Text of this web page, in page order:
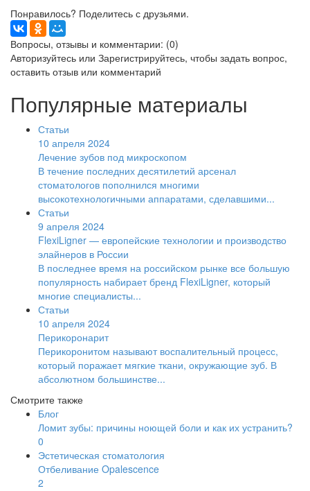
Понравилось? Поделитесь с друзьями.
Вопросы, отзывы и комментарии: (0)
Авторизуйтесь или Зарегистрируйтесь, чтобы задать вопрос,
оставить отзыв или комментарий
Популярные материалы
Статьи
10 апреля 2024
Лечение зубов под микроскопом
В течение последних десятилетий арсенал
стоматологов пополнился многими
высокотехнологичными аппаратами, сделавшими...
Статьи
9 апреля 2024
FlexiLigner — европейские технологии и производство
элайнеров в России
В последнее время на российском рынке все большую
популярность набирает бренд FlexiLigner, который
многие специалисты...
Статьи
10 апреля 2024
Перикоронарит
Перикоронитом называют воспалительный процесс,
который поражает мягкие ткани, окружающие зуб. В
абсолютном большинстве...
Смотрите также
Блог
Ломит зубы: причины ноющей боли и как их устранить?
0
Эстетическая стоматология
Отбеливание Opalescence
2